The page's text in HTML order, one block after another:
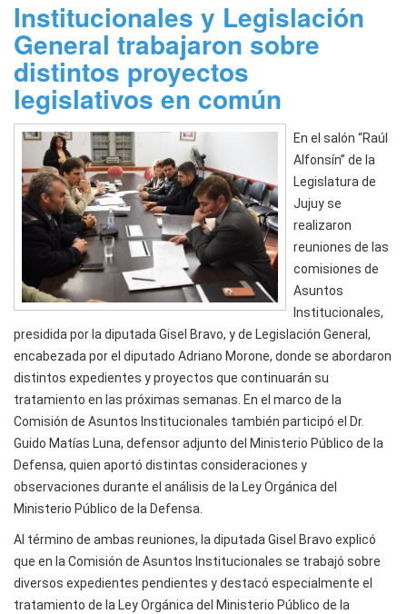
Institucionales y Legislación
General trabajaron sobre
distintos proyectos
legislativos en común
En el salón “Raúl
Alfonsín” de la
Legislatura de
Jujuy se
realizaron
reuniones de las
comisiones de
Asuntos
Institucionales,
presidida por la diputada Gisel Bravo, y de Legislación General,
encabezada por el diputado Adriano Morone, donde se abordaron
distintos expedientes y proyectos que continuarán su
tratamiento en las próximas semanas. En el marco de la
Comisión de Asuntos Institucionales también participó el Dr.
Guido Matías Luna, defensor adjunto del Ministerio Público de la
Defensa, quien aportó distintas consideraciones y
observaciones durante el análisis de la Ley Orgánica del
Ministerio Público de la Defensa.
Al término de ambas reuniones, la diputada Gisel Bravo explicó
que en la Comisión de Asuntos Institucionales se trabajó sobre
diversos expedientes pendientes y destacó especialmente el
tratamiento de la Ley Orgánica del Ministerio Público de la